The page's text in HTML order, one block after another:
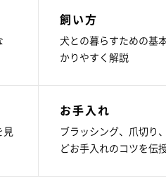
飼い方
犬との暮らすための基
かりやすく解説
見
お手入れ
ブラッシング、爪切り
どお手入れのコツを伝